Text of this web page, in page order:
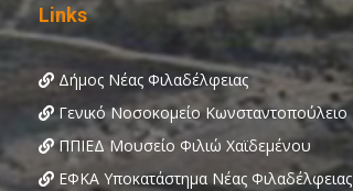
Links
Δήμος Νέας Φιλαδέλφειας
Γενικό Νοσοκομείο Κωνσταντοπούλειο
ΠΠΙΕΔ Μουσείο Φιλιώ Χαϊδεμένου
ΕΦΚΑ Υποκατάστημα Νέας Φιλαδέλφειας